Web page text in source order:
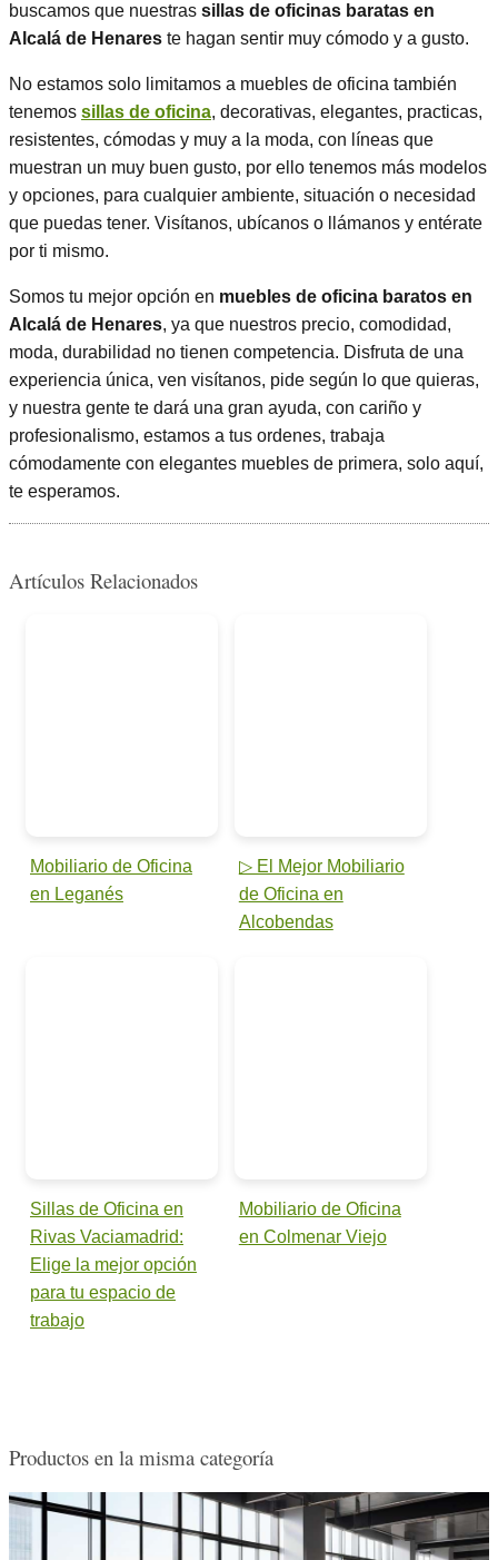
buscamos que nuestras sillas de oficinas baratas en
Alcalá de Henares te hagan sentir muy cómodo y a gusto.
No estamos solo limitamos a muebles de oficina también
tenemos sillas de oficina, decorativas, elegantes, practicas,
resistentes, cómodas y muy a la moda, con líneas que
muestran un muy buen gusto, por ello tenemos más modelos
y opciones, para cualquier ambiente, situación o necesidad
que puedas tener. Visítanos, ubícanos o llámanos y entérate
por ti mismo.
Somos tu mejor opción en muebles de oficina baratos en
Alcalá de Henares, ya que nuestros precio, comodidad,
moda, durabilidad no tienen competencia. Disfruta de una
experiencia única, ven visítanos, pide según lo que quieras,
y nuestra gente te dará una gran ayuda, con cariño y
profesionalismo, estamos a tus ordenes, trabaja
cómodamente con elegantes muebles de primera, solo aquí,
te esperamos.
Artículos Relacionados
Mobiliario de Oficina
en Leganés
▷ El Mejor Mobiliario
de Oficina en
Alcobendas
Sillas de Oficina en
Rivas Vaciamadrid:
Elige la mejor opción
para tu espacio de
trabajo
Mobiliario de Oficina
en Colmenar Viejo
Productos en la misma categoría